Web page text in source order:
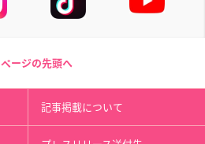
ページの先頭へ
記事掲載について